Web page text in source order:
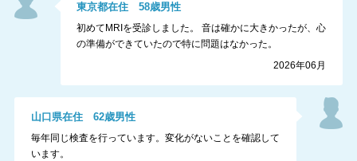
東京都在住58歳男性
初めてMRIを受診しました。 音は確かに大きかったが、心
の準備ができていたので特に問題はなかった。
2026年06月
山口県在住 62歳男性
毎年同じ検査を行っています。変化がないことを確認して
います。